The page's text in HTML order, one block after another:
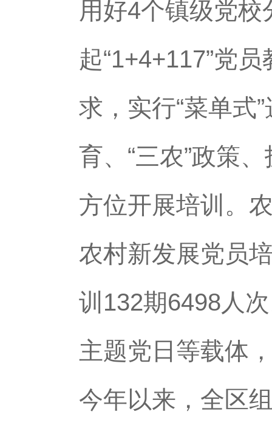
用好4个镇级党
起“1+4+117”党
求，实行“菜单式
育、“三农”政策
方位开展培训。
农村新发展党员
训132期6498人
主题党日等载体
今年以来，全区